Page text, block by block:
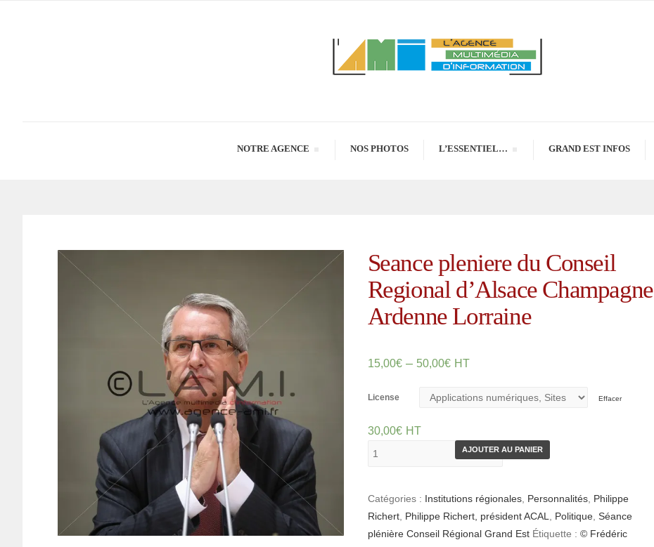
NOTRE AGENCE NOS PHOTOS L’ESSENTIEL… GRAND EST INFOS
Seance pleniere du Conseil
Regional d’Alsace Champagne
Ardenne Lorraine
15,00€– 50,00€ HT
License Effacer
30,00€ HT
AJOUTER AU PANIER
Catégories : Institutions régionales, Personnalités, Philippe
Richert, Philippe Richert, président ACAL Politique, Séance
plénière Conseil Régional Grand Est Étiquette : © Frédéric